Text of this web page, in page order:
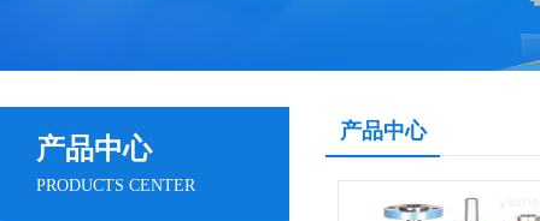
产品中心
PRODUCTS CENTER
产品中心